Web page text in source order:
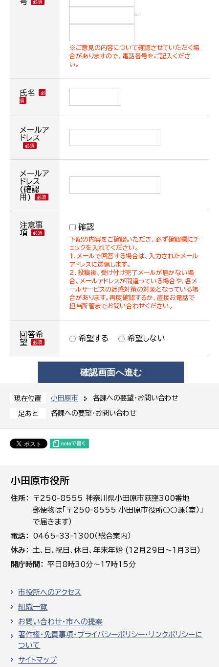
現在位置 小田原市 各課への要望・お問い合わせ
足あと 各課への要望・お問い合わせ
-
※ご意見の内容について確認させていただく場
合がありますので、電話番号をご記入くださ
い。
氏名
メールア
ドレス
メールア
ドレス
(確認
用)
注意事
項
確認
下記の内容をご確認いただき、必ず確認欄にチ
ェックを入れてください。
１．メールで回答する場合は、入力されたメール
アドレスに送信します。
２．投稿後、受け付け完了メールが届かない場
合、メールアドレスが間違っている場合や、各メ
ールサービスの迷惑対策の対象となっている場
合があります。再度確認するか、直接お電話で
担当所管までお問い合わせください。
回答希
望
希望する 希望しない
小田原市役所
住所
〒250-8555 神奈川県小田原市荻窪300番地
郵便物は「〒250-8555 小田原市役所○○課（室）」
で届きます）
電話
0465-33-1300（総合案内）
休み
土､日､祝日、休日、年末年始 (12月29日～1月3日)
開庁時間
平日8時30分～17時15分
市役所へのアクセス
組織一覧
お問い合わせ・市への提案
著作権・免責事項・プライバシーポリシー・リンクポリシーに
ついて
サイトマップ